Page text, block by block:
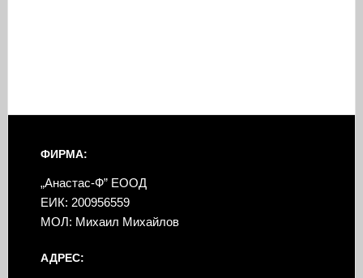
ФИРМА:
„Анастас-Ф” ЕООД
ЕИК: 200956559
МОЛ: Михаил Михайлов
АДРЕС: